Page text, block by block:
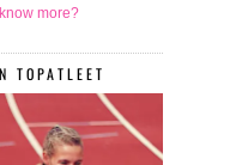
more?
TOPATLEET